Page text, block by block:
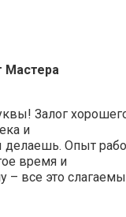
Мастера
Залог
и
делаешь. Опыт
время и
все это